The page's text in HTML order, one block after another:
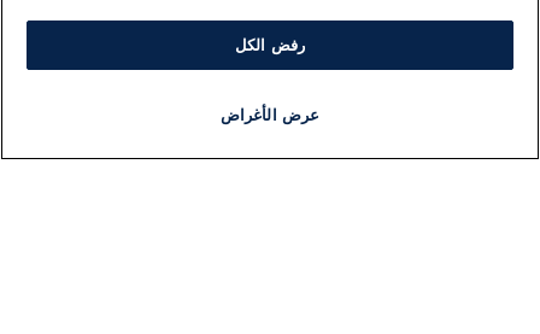
رفض الكل
عرض الأغراض